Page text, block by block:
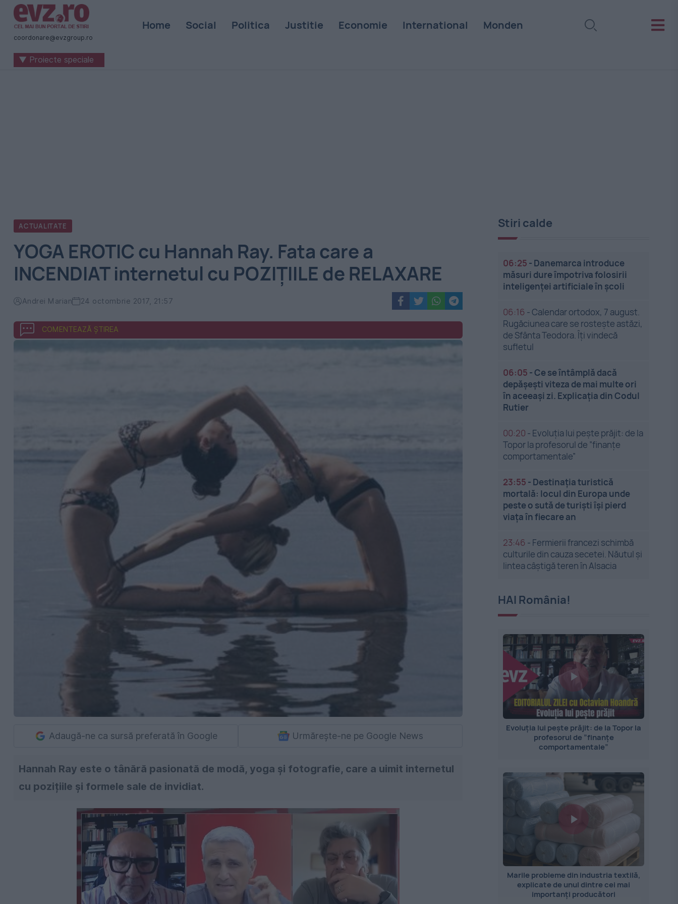
Știri
naționale
internaționale
coordonare@evzgroup.ro
Home Social Politica Justitie Economie International Monden
▼ Proiecte speciale
ACTUALITATE
YOGA EROTIC cu Hannah Ray. Fata care a
INCENDIAT internetul cu POZIȚIILE de RELAXARE
Andrei Marian 24 octombrie 2017, 21:57
COMENTEAZĂ ȘTIREA
Adaugă-ne ca sursă preferată în Google Urmărește-ne pe Google News
Hannah Ray este o tânără pasionată de modă, yoga și fotografie, care a uimit internetul
cu pozițiile și formele sale de invidiat.
Stiri calde
06:25 - Danemarca introduce
măsuri dure împotriva folosirii
inteligenței artificiale în școli
06:16 -Calendar ortodox, 7 august.
Rugăciunea care se rostește astăzi,
de Sfânta Teodora. Îți vindecă
sufletul
06:05 -Ce se întâmplă dacă
depășești viteza de mai multe ori
în aceeași zi. Explicația din Codul
Rutier
00:20 - Evoluția lui pește prăjit: de la
Topor la profesorul de ”finanțe
comportamentale”
23:55 - Destinația turistică
mortală: locul din Europa unde
peste o sută de turiști își pierd
viața în fiecare an
23:46 - Fermierii francezi schimbă
culturile din cauza secetei. Năutul și
lintea câștigă teren în Alsacia
HAI România!
Evoluția lui pește prăjit: de la Topor la
profesorul de ”finanțe
comportamentale”
Marile probleme din industria textilă,
explicate de unul dintre cei mai
importanți producători